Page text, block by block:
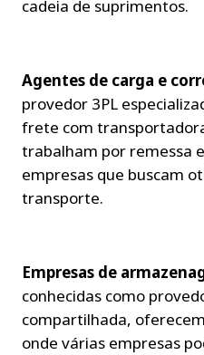
cadeia de suprimentos.
Agentes de carga e
provedor 3PL
frete com
trabalham por remessa
empresas que buscam
transporte.
Empresas de
conhecidas como
compartilhada,
onde várias empresas